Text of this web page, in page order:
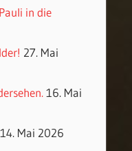
in die
27. Mai
16. Mai
14. Mai 2026